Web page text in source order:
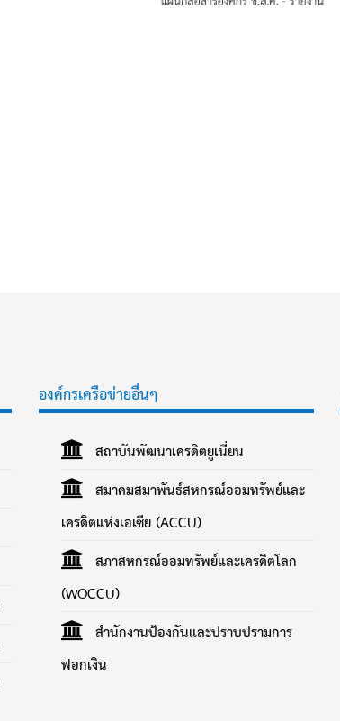
องค์กรเครือข่ายอื่นๆ
สถาบันพัฒนาเครดิตยูเนี่ยน
สมาคมสมาพันธ์สหกรณ์ออมทรัพย์และ
เครดิตแห่งเอเซีย (ACCU)
สภาสหกรณ์ออมทรัพย์และเครดิตโลก
(WOCCU)
สำนักงานป้องกันและปราบปรามการ
ฟอกเงิน